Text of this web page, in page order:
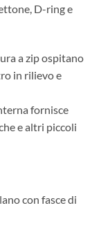
D-ring e
a zip ospitano
in rilievo e
fornisce
e altri piccoli
con fasce di